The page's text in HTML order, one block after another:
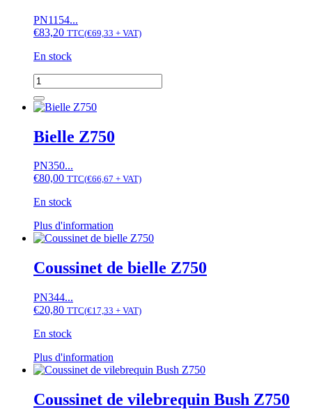
PN1154...
€83,20 TTC(€69,33 + VAT)
En stock
quantité
de
Bielle
L,
Moteur
Z751,
Z851,
D1102,
D1402,
V1502,
V1902
Bielle Z750
PN350...
€80,00 TTC(€66,67 + VAT)
En stock
Plus d'information
produit
plusieurs
variations.
peuvent
la
page
produit
Coussinet de bielle Z750
PN344...
€20,80 TTC(€17,33 + VAT)
En stock
Plus d'information
produit
plusieurs
variations.
Coussinet de vilebrequin Bush Z750